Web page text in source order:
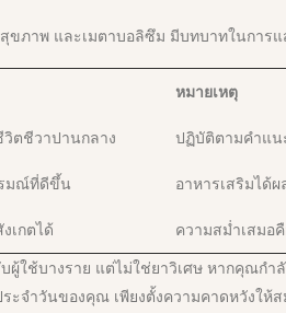
ขภาพ และเมตาบอลิซึม มีบทบาทในการ
หมายเหตุ
ตชีวาปานกลาง ปฏิบัติตามคำแ
มณ์ที่ดีขึ้น อาหารเสริมได้
เกตได้ ความสม่ำเสมอ
ผู้ใช้บางราย แต่ไม่ใช่ยาวิเศษ หากคุณกำ
ะจำวันของคุณ เพียงตั้งความคาดหวังใ